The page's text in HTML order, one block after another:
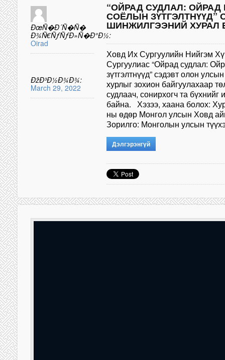
ÐœÑ�Ð´Ñ�Ñ�
Ð¾Ñ€ÑƒÑƒÐ»Ñ�Ð°Ð½:
Oirad
ÐžÐ³Ð½Ð¾Ð¾:
March 29, 2022
“ОЙРАД СУДЛАЛ:
СОЁЛЫН
ШИНЖИЛГЭЭНИЙ ХУРАЛ
Ховд Их Сургуулийн Нийгэм
Сургуулиас “Ойрад судлал:
зүтгэлтнүүд” сэдэвт олон
хурлыг зохион байгуулахаар
судлаач, сонирхогч та
байна. Хэзээ, хаана болох:
ны өдөр Монгол улсын Ховд
Зорилго: Монголын улсын
Дэлгэрэнгүй